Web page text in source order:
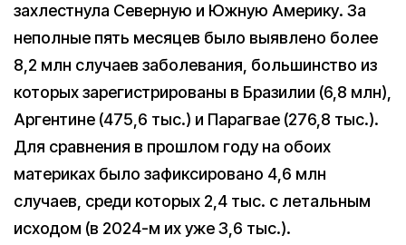
захлестнула Северную и Южную Америку. За
неполные пять месяцев было выявлено более
8,2 млн случаев заболевания, большинство из
которых зарегистрированы в Бразилии (6,8 млн),
Аргентине (475,6 тыс.) и Парагвае (276,8 тыс.).
Для сравнения в прошлом году на обоих
материках было зафиксировано 4,6 млн
случаев, среди которых 2,4 тыс. с летальным
исходом (в 2024-м их уже 3,6 тыс.).